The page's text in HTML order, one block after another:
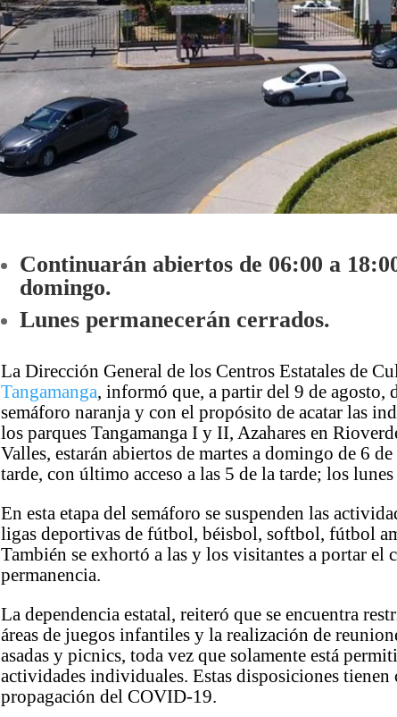
Continuarán abiertos de 06:00 a
domingo.
Lunes permanecerán cerrados.
La Dirección General de los Centros Estatales de
Tangamanga, informó que, a partir del 9 de agosto,
semáforo naranja y con el propósito de acatar las
los parques Tangamanga I y II, Azahares en
Valles, estarán abiertos de martes a domingo de 6
tarde, con último acceso a las 5 de la tarde; los
En esta etapa del semáforo se suspenden las
ligas deportivas de fútbol, béisbol, softbol, fútbol
También se exhortó a las y los visitantes a portar el
permanencia.
La dependencia estatal, reiteró que se encuentra
áreas de juegos infantiles y la realización de
asadas y picnics, toda vez que solamente está
actividades individuales. Estas disposiciones
propagación del COVID-19.